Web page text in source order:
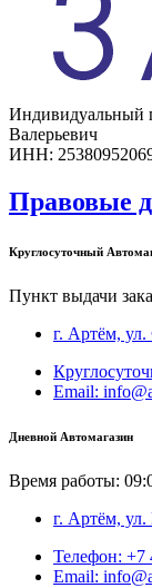
Индивидуальный
Валерьевич
ИНН:
Правовые
Круглосуточный
Пункт выдачи
г. Артём,
Email:
Дневной Автомагазин
Время работы:
г. Артём,
Телефон: +7
Email: